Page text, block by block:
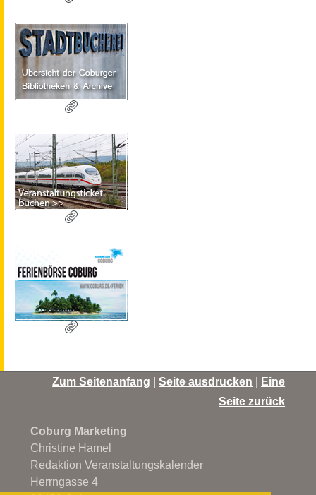
Zum Seitenanfang |Seite ausdrucken
Eine
Seite zurück
Coburg Marketing
Christine Hamel
Redaktion Veranstaltungskalender
Herrngasse 4